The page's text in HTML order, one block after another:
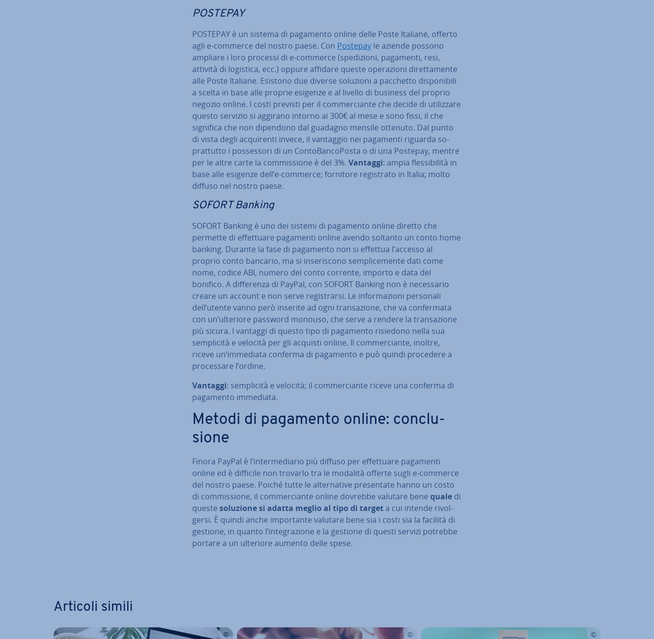
POSTEPAY
POSTEPAY è un sistema di pagamento online delle Poste Italiane, offerto
agli e-commerce del nostro paese. Con Postepay le aziende possono
ampliare i loro processi di e-commerce (spe­di­zio­ni, pagamenti, resi,
attività di logistica, ecc.) oppure affidare queste ope­ra­zio­ni di­ret­ta­men­te
alle Poste Italiane. Esistono due diverse soluzioni a pacchetto di­spo­ni­bi­li
a scelta in base alle proprie esigenze e al livello di business del proprio
negozio online. I costi previsti per il com­mer­cian­te che decide di uti­liz­za­re
questo servizio si aggirano intorno ai 300€ al mese e sono fissi, il che
significa che non dipendono dal guadagno mensile ottenuto. Dal punto
di vista degli ac­qui­ren­ti invece, il vantaggio nei pagamenti riguarda so­
prat­tut­to i pos­ses­so­ri di un Con­to­Ban­co­Po­sta o di una Postepay, mentre
per le altre carte la com­mis­sio­ne è del 3%. Vantaggi: ampia fles­si­bi­li­tà in
base alle esigenze dell’e-commerce; fornitore re­gi­stra­to in Italia; molto
diffuso nel nostro paese.
SOFORT Banking
SOFORT Banking è uno dei sistemi di pagamento online diretto che
permette di ef­fet­tua­re pagamenti online avendo soltanto un conto home
banking. Durante la fase di pagamento non si effettua l’accesso al
proprio conto bancario, ma si in­se­ri­sco­no sem­pli­ce­men­te dati come
nome, codice ABI, numero del conto corrente, importo e data del
bonifico. A dif­fe­ren­za di PayPal, con SOFORT Banking non è ne­ces­sa­rio
creare un account e non serve re­gi­strar­si. Le in­for­ma­zio­ni personali
dell’utente vanno però inserite ad ogni tran­sa­zio­ne, che va con­fer­ma­ta
con un’ulteriore password monouso, che serve a rendere la tran­sa­zio­ne
più sicura. I vantaggi di questo tipo di pagamento risiedono nella sua
sem­pli­ci­tà e velocità per gli acquisti online. Il com­mer­cian­te, inoltre,
riceve un’immediata conferma di pagamento e può quindi procedere a
pro­ces­sa­re l’ordine.
Vantaggi: sem­pli­ci­tà e velocità; il com­mer­cian­te riceve una conferma di
pagamento immediata.
Metodi di pagamento online: con­clu­
sio­ne
Finora PayPal è l’in­ter­me­dia­rio più diffuso per ef­fet­tua­re pagamenti
online ed è difficile non trovarlo tra le modalità offerte sugli e-commerce
del nostro paese. Poiché tutte le al­ter­na­ti­ve pre­sen­ta­te hanno un costo
di com­mis­sio­ne, il com­mer­cian­te online dovrebbe valutare bene quale di
queste soluzione si adatta meglio al tipo di targeta cui intende ri­vol­
ger­si. È quindi anche im­por­tan­te valutare bene sia i costi sia la facilità di
gestione, in quanto l’in­te­gra­zio­ne e la gestione di questi servizi potrebbe
portare a un ulteriore aumento delle spese.
Articoli simili